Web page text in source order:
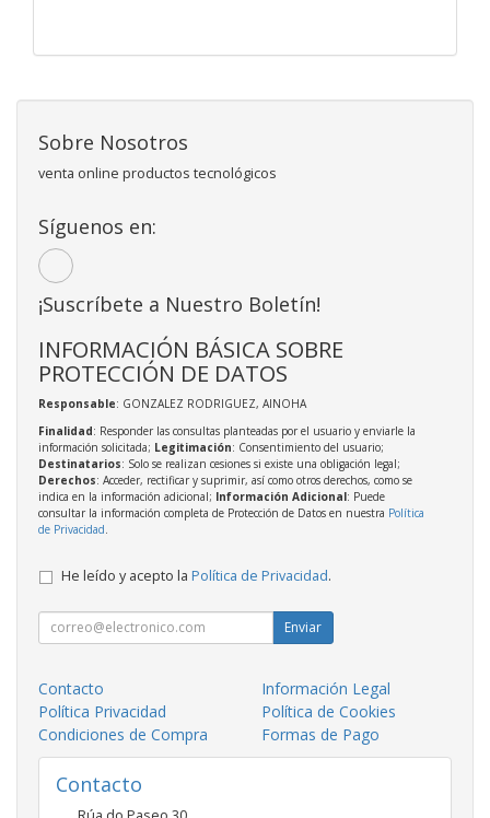
Sobre Nosotros
venta online productos tecnológicos
Síguenos en:
¡Suscríbete a Nuestro Boletín!
INFORMACIÓN BÁSICA SOBRE
PROTECCIÓN DE DATOS
Responsable: GONZALEZ RODRIGUEZ, AINOHA
Finalidad: Responder las consultas planteadas por el usuario y enviarle la
información solicitada; Legitimación: Consentimiento del usuario;
Destinatarios: Solo se realizan cesiones si existe una obligación legal;
Derechos: Acceder, rectificar y suprimir, así como otros derechos, como se
indica en la información adicional; Información Adicional: Puede
consultar la información completa de Protección de Datos en nuestra Política
de Privacidad
He leído y acepto la Política de Privacidad.
Enviar
Contacto
Información Legal
Política Privacidad
Política de Cookies
Condiciones de Compra
Formas de Pago
Contacto